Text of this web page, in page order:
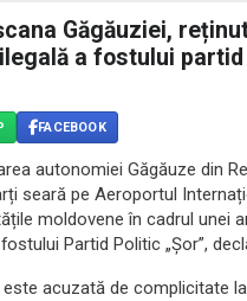
Găgăuziei,
a fostului partid
FACEBOOK
autonomiei Găgăuze din
seară pe Aeroportul
moldovene în cadrul unei
Partid Politic „Șor”,
este acuzată de complicitate